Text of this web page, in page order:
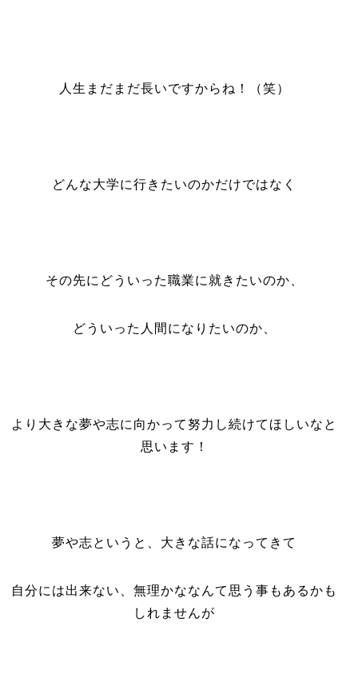
人生まだまだ長いですからね！（笑）
どんな大学に行きたいのかだけではなく
その先にどういった職業に就きたいのか、
どういった人間になりたいのか、
より大きな夢や志に向かって努力し続けてほしいなと
思います！
夢や志というと、大きな話になってきて
自分には出来ない、無理かななんて思う事もあるかも
しれませんが